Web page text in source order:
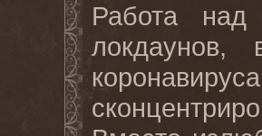
Работа
локдаунов,